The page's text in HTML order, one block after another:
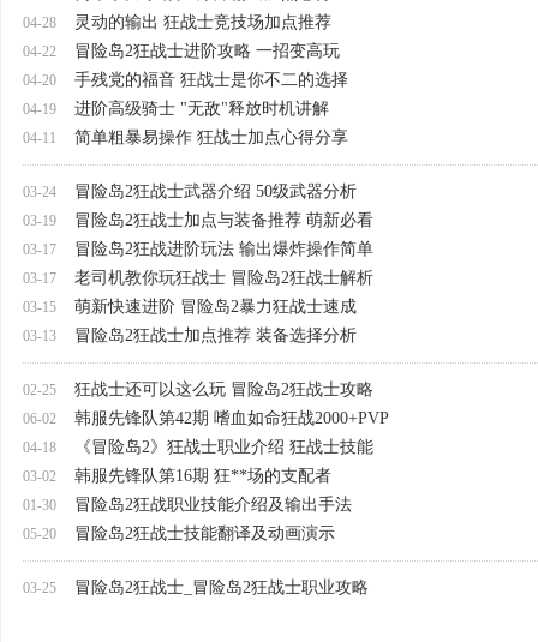
04-28 灵动的输出 狂战士竞技场加点推荐
04-22 冒险岛2狂战士进阶攻略 一招变高玩
04-20 手残党的福音 狂战士是你不二的选择
04-19 进阶高级骑士 "无敌"释放时机讲解
04-11 简单粗暴易操作 狂战士加点心得分享
03-24 冒险岛2狂战士武器介绍 50级武器分析
03-19 冒险岛2狂战士加点与装备推荐 萌新必看
03-17 冒险岛2狂战进阶玩法 输出爆炸操作简单
03-17 老司机教你玩狂战士 冒险岛2狂战士解析
03-15 萌新快速进阶 冒险岛2暴力狂战士速成
03-13 冒险岛2狂战士加点推荐 装备选择分析
02-25 狂战士还可以这么玩 冒险岛2狂战士攻略
06-02 韩服先锋队第42期 嗜血如命狂战2000+PVP
04-18 《冒险岛2》狂战士职业介绍 狂战士技能
03-02 韩服先锋队第16期 狂**场的支配者
01-30 冒险岛2狂战职业技能介绍及输出手法
05-20 冒险岛2狂战士技能翻译及动画演示
03-25 冒险岛2狂战士_冒险岛2狂战士职业攻略